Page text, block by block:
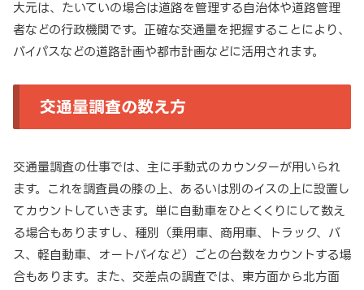
大元は、たいていの場合は道路を管理する自治体や道路管理
者などの行政機関です。正確な交通量を把握することにより、
バイパスなどの道路計画や都市計画などに活用されます。
交通量調査の数え方
交通量調査の仕事では、主に手動式のカウンターが用いられ
ます。これを調査員の膝の上、あるいは別のイスの上に設置し
てカウントしていきます。単に自動車をひとくくりにして数え
る場合もありますし、種別（乗用車、商用車、トラック、バ
ス、軽自動車、オートバイなど）ごとの台数をカウントする場
合もあります。また、交差点の調査では、東方面から北方面